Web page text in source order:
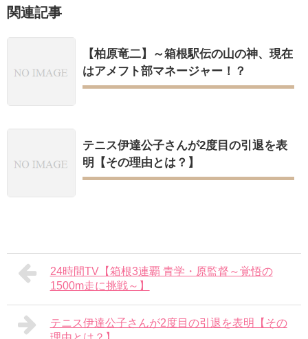
関連記事
【柏原竜二】～箱根駅伝の山の神、現在
はアメフト部マネージャー！？
テニス伊達公子さんが2度目の引退を表
明【その理由とは？】
24時間TV【箱根3連覇 青学・原監督～覚悟の
1500m走に挑戦～】
テニス伊達公子さんが2度目の引退を表明【その